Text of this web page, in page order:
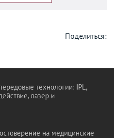
Поделиться:
технологии: IPL,
лазер и
на медицинские